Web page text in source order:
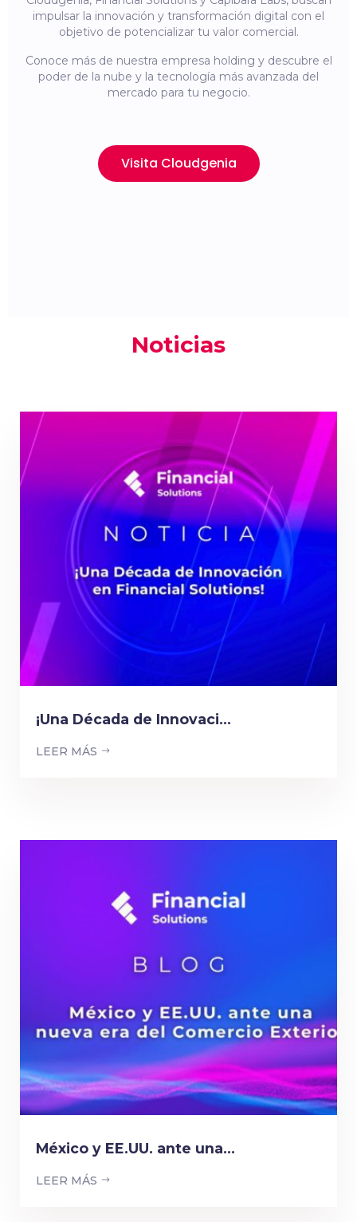
impulsar la innovación y transformación digital con el
objetivo de potencializar tu valor comercial.
Conoce más de nuestra empresa holding y descubre el
poder de la nube y la tecnología más avanzada del
mercado para tu negocio.
Visita Cloudgenia
Noticias
¡Una Década de Innovaci...
LEER MÁS
México y EE.UU. ante una...
LEER MÁS